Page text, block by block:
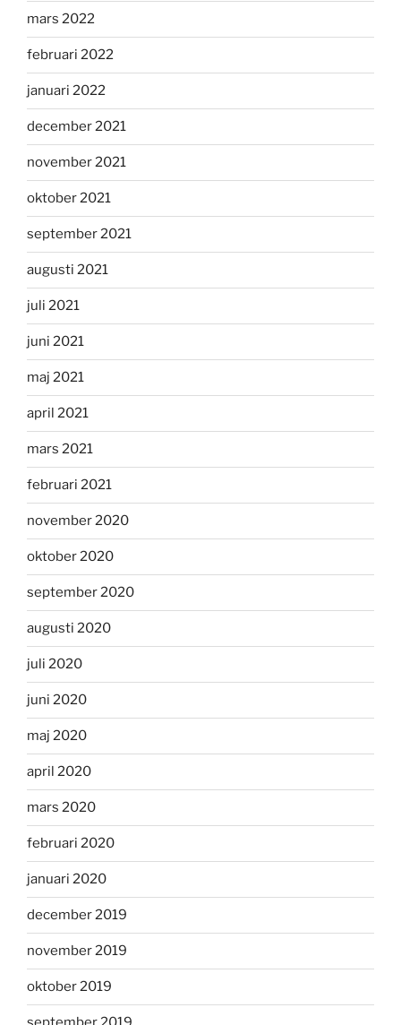
mars 2022
februari 2022
januari 2022
december 2021
november 2021
oktober 2021
september 2021
augusti 2021
juli 2021
juni 2021
maj 2021
april 2021
mars 2021
februari 2021
november 2020
oktober 2020
september 2020
augusti 2020
juli 2020
juni 2020
maj 2020
april 2020
mars 2020
februari 2020
januari 2020
december 2019
november 2019
oktober 2019